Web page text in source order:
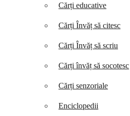
Cărți educative
Cărți Învăț să citesc
Cărți Învăț să scriu
Cărți învăț să socotesc
Cărți senzoriale
Enciclopedii